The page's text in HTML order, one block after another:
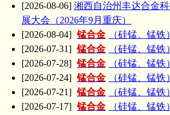
[2026-08-06] 湘西自治州丰达合金
展大会（2026年9月重庆）
[2026-08-04] 锰合金
（硅锰、锰铁
[2026-07-31] 锰合金
（硅锰、锰铁
[2026-07-28] 锰合金
（硅锰、锰铁
[2026-07-24] 锰合金
（硅锰、锰铁
[2026-07-21] 锰合金
（硅锰、锰铁
[2026-07-17] 锰合金
（硅锰、锰铁